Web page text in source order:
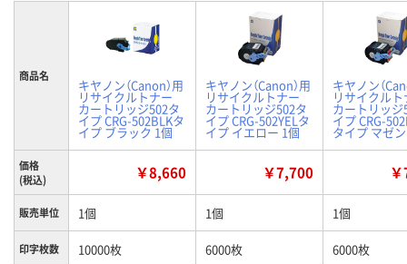
商品名
キヤノン（Canon）用
リサイクルトナー
カートリッジ502タ
イプ CRG-502BLKタ
イプ ブラック 1個
キヤノン（Canon）用
リサイクルトナー
カートリッジ502タ
イプ CRG-502YELタ
イプ イエロー 1個
キヤノン（
リサイクル
カートリッジ
イプ CRG-
タイプ マゼ
価格
(税込)
￥8,660 ￥7,700
販売単位 1個 1個 1個
印字枚数 10000枚 6000枚 6000枚